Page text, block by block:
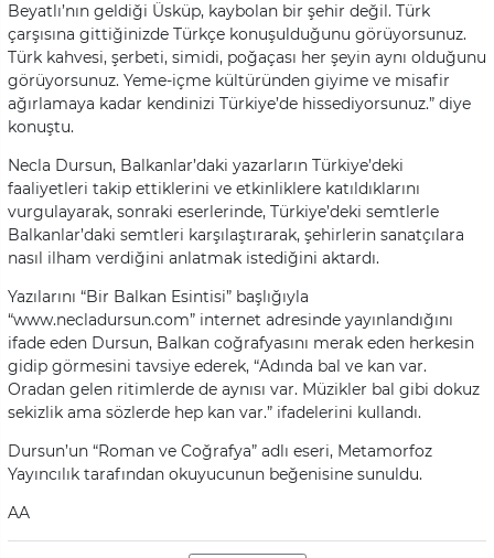
Beyatlı’nın geldiği Üsküp, kaybolan bir şehir değil. Türk
çarşısına gittiğinizde Türkçe konuşulduğunu görüyorsunuz.
Türk kahvesi, şerbeti, simidi, poğaçası her şeyin aynı olduğunu
görüyorsunuz. Yeme-içme kültüründen giyime ve misafir
ağırlamaya kadar kendinizi Türkiye’de hissediyorsunuz.” diye
konuştu.
Necla Dursun, Balkanlar’daki yazarların Türkiye’deki
faaliyetleri takip ettiklerini ve etkinliklere katıldıklarını
vurgulayarak, sonraki eserlerinde, Türkiye’deki semtlerle
Balkanlar’daki semtleri karşılaştırarak, şehirlerin sanatçılara
nasıl ilham verdiğini anlatmak istediğini aktardı.
Yazılarını “Bir Balkan Esintisi” başlığıyla
“www.necladursun.com” internet adresinde yayınlandığını
ifade eden Dursun, Balkan coğrafyasını merak eden herkesin
gidip görmesini tavsiye ederek, “Adında bal ve kan var.
Oradan gelen ritimlerde de aynısı var. Müzikler bal gibi dokuz
sekizlik ama sözlerde hep kan var.” ifadelerini kullandı.
Dursun’un “Roman ve Coğrafya” adlı eseri, Metamorfoz
Yayıncılık tarafından okuyucunun beğenisine sunuldu.
AA